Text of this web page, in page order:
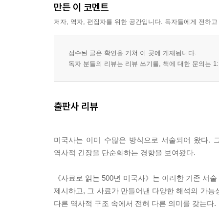
제6부 분열과 전쟁 (1860~1877) 113
18장 분열의 심화 ? 남북 갈등의 구조
19장 전쟁의 논리 ? 국가, 자유, 그리고 폭력
20장 해방과 재건 ? 노예해방 이후의 현실
21장 기계와 자본 ? 산업혁명과 기업의 성장
22장 노동의 조건 ? 파업, 조직, 충돌
제8부 세계로 나아가다 (1914~1945) 141
25장 붕괴와 대응 ? 대공황과 뉴딜
26장 또 하나의 전쟁 ? 2차 세계대전과 국가 동원
만든 이 코멘트
저자, 역자, 편집자를 위한 공간입니다. 독자들에게 전하
접수된 글은 확인을 거쳐 이 곳에 게재됩니다.
독자 분들의 리뷰는 리뷰 쓰기를, 책에 대한 문의는
출판사 리뷰
미국사는 이미 수많은 방식으로 서술되어 왔다.
역사적 긴장을 단순화하는 경향을 보여왔다.
《사료로 읽는 500년 미국사》는 이러한 기존 서
제시하고, 그 사료가 만들어낸 다양한 해석의 가
다른 역사적 구조 속에서 전혀 다른 의미를 갖는다.